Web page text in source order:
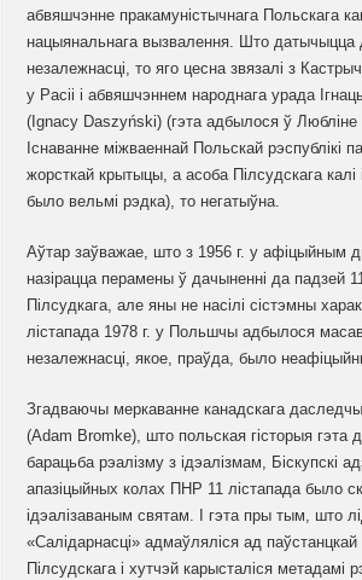
абвяшчэнне пракамуністычнага Польскага
нацыянальнага вызвалення. Што датычыцца
незалежнасці, то яго цесна звязалі з
у Расіі і абвяшчэннем народнага урада
(Ignacy Daszyński) (гэта адбылося ў Любліне
Існаванне міжваеннай Польскай рэспублікі
жорсткай крытыцы, а асоба Пілсудскага калі
было вельмі рэдка), то негатыўна.
Аўтар заўважае, што з 1956 г. у афіцыйным
назірацца перамены ў дачыненні да падзей
Пілсудкага, але яны не насілі сістэмны
лістапада 1978 г. у Польшчы адбылося
незалежнасці, якое, праўда, было
Згадваючы меркаванне канадскага
(Adam Bromke), што польская гісторыя гэта
барацьба рэалізму з ідэалізмам, Біскупскі
апазіцыйных колах ПНР 11 лістапада было
ідэалізаваным святам. І гэта пры тым, што
«Салідарнасці» адмаўляліся ад паўстанцкай
Пілсудскага і хутчэй карысталіся метадамі